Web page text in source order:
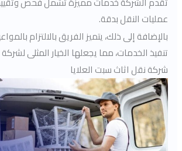
عمليات النقل بدقة.
بالإضافة إلى ذلك، يتميز الفريق بالالتزام
تنفيذ الخدمات، مما يجعلها الخيار المثلى
شركة نقل اثاث سبت العلايا